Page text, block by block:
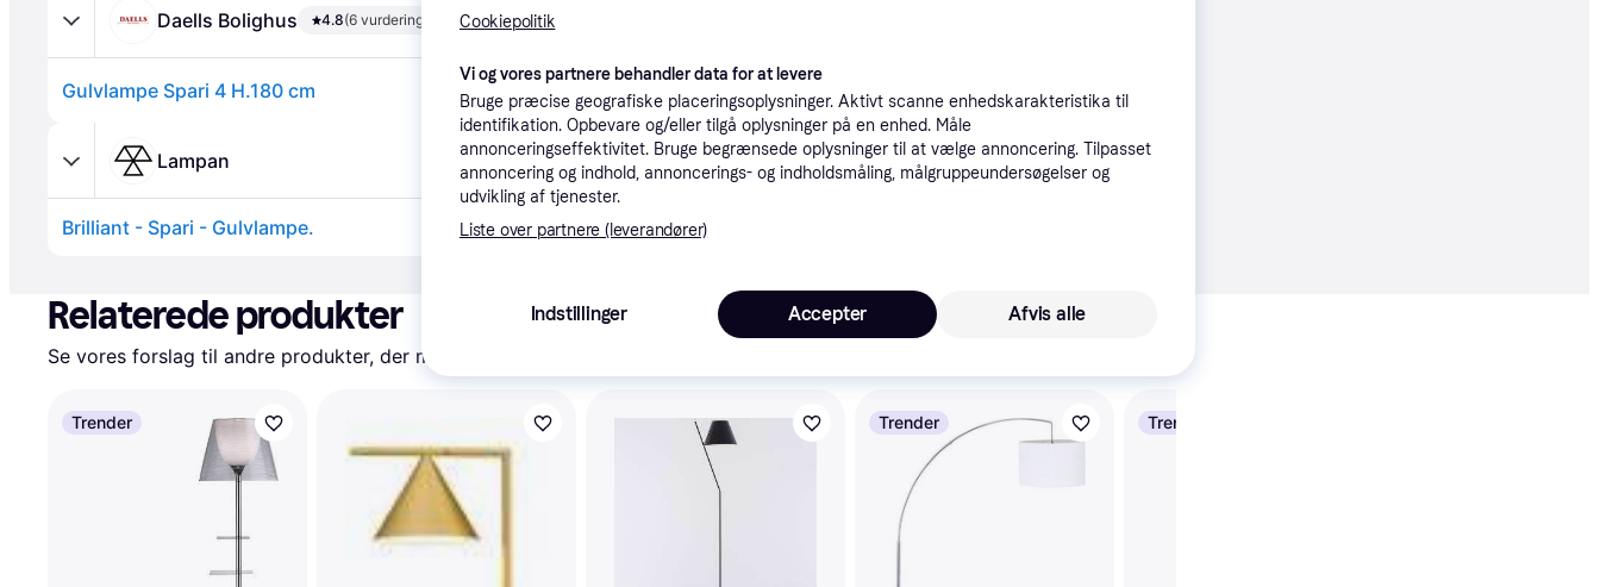
Daells Bolighus 4.8(6 vurderinger)
Gulvlampe Spari 4 H.180 cm Laveste pris 29 kr. fragt 1-3 dage
Eller 92 kr./md.
Lampan
Brilliant - Spari - Gulvlampe.
Relaterede produkter
Se vores forslag til andre produkter, der matcher dine interesser.
Trender Trender Trender
Cookiepolitik
Vi og vores partnere behandler data for at levere
Bruge præcise geografiske placeringsoplysninger. Aktivt scanne enhedskarakteristika til
identifikation. Opbevare og/eller tilgå oplysninger på en enhed. Måle
annonceringseffektivitet. Bruge begrænsede oplysninger til at vælge annoncering. Tilpasset
annoncering og indhold, annoncerings- og indholdsmåling, målgruppeundersøgelser og
udvikling af tjenester.
Liste over partnere (leverandører)
Indstillinger Afvis alle
Accepter